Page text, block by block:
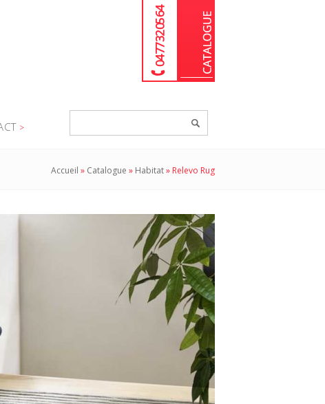
04 77 32 05 64
Accueil » Catalogue » Habitat» Relevo Rug